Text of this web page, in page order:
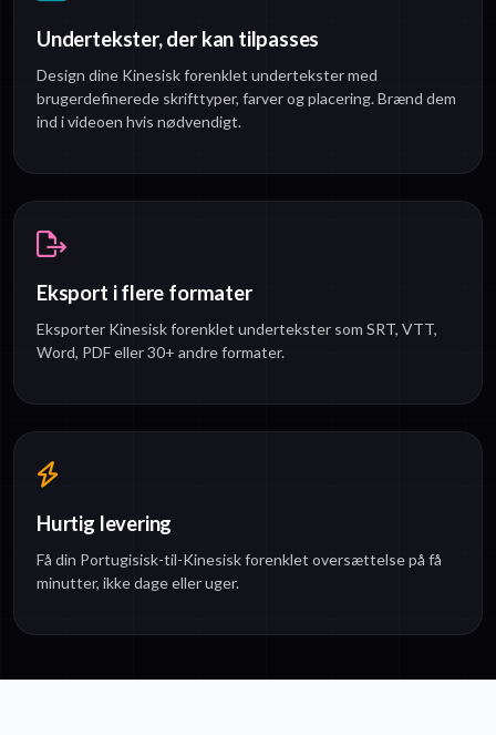
Undertekster, der kan tilpasses
Design dine Kinesisk forenklet undertekster med
brugerdefinerede skrifttyper, farver og placering. Brænd dem
ind i videoen hvis nødvendigt.
Eksport i flere formater
Eksporter Kinesisk forenklet undertekster som SRT, VTT,
Word, PDF eller 30+ andre formater.
Hurtig levering
Få din Portugisisk-til-Kinesisk forenklet oversættelse på få
minutter, ikke dage eller uger.